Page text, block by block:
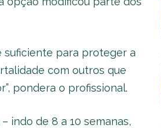
suficiente para proteger a
com outros que
pondera o profissional.
indo de 8 a 10 semanas,